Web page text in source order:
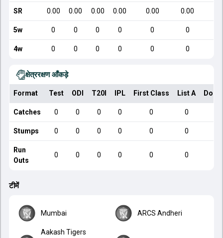
SR 0.00 0.00 0.00 0.00 0.00 0.00
5w 0 0 0 0 0 0
4w 0 0 0 0 0 0
क्षेत्ररक्षण आँकड़े
Format Test ODI T20I IPL First Class List A
Catches 0 0 0 0 0 0
Stumps 0 0 0 0 0 0
Run
Outs
0 0 0 0 0 0
टीमें
Mumbai ARCS Andheri
Aakash Tigers